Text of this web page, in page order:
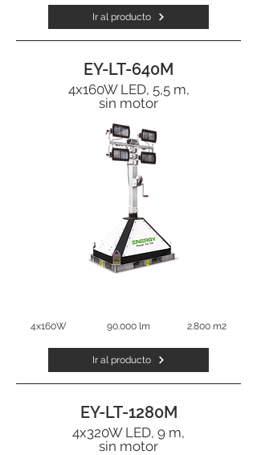
Ir al producto
EY-LT-640M
4x160W LED, 5,5 m,
sin motor
4x160W 90.000 lm 2.800 m2
Ir al producto
EY-LT-1280M
4x320W LED, 9 m,
sin motor